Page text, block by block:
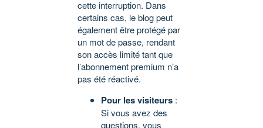
cette interruption. Dans
certains cas, le blog peut
également être protégé par
un mot de passe, rendant
son accès limité tant que
l’abonnement premium n’a
pas été réactivé.
Pour les visiteurs :
Si vous avez des
questions, vous